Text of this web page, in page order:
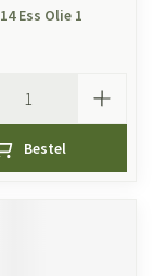
Ess Olie 1
Bestel